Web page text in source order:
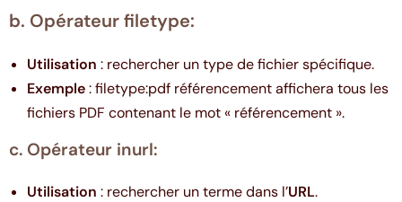
b. Opérateur filetype:
Utilisation : rechercher un type de fichier spécifique.
Exemple: filetype:pdf référencement affichera tous les
fichiers PDF contenant le mot « référencement ».
c. Opérateur inurl:
Utilisation : rechercher un terme dans l’URL.